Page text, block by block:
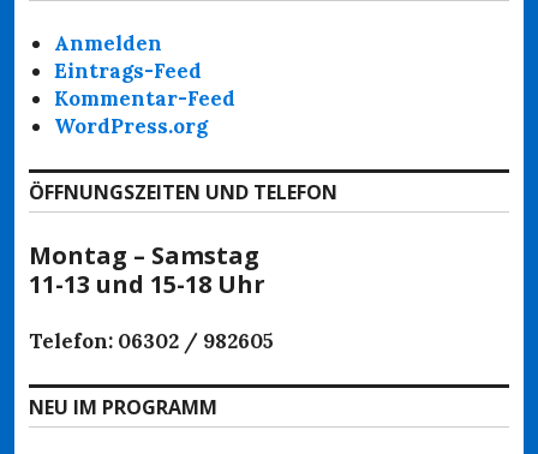
Anmelden
Eintrags-Feed
Kommentar-Feed
WordPress.org
ÖFFNUNGSZEITEN UND TELEFON
Montag – Samstag
11-13 und 15-18 Uhr
Telefon: 06302 / 982605
NEU IM PROGRAMM